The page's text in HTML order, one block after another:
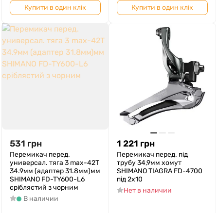
Купити в один клік Купити в один клік
531 грн
Перемикач перед.
универсал. тяга 3 max-42T
34.9мм (адаптер 31.8мм)мм
SHIMANO FD-TY600-L6
срiблястий з чорним
В наличии
1 221 грн
Перемикач перед. під
трубу 34,9мм хомут
SHIMANO TIAGRA FD-4700
під 2х10
Нет в наличии